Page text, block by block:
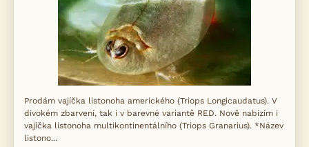
Prodám vajíčka listonoha amerického (Triops Longicaudatus). V
divokém zbarvení, tak i v barevné variantě RED. Nově nabízím i
vajíčka listonoha multikontinentálního (Triops Granarius). *Název
listono...